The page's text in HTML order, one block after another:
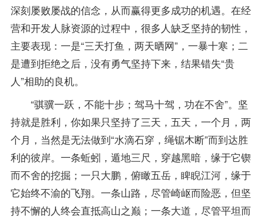
深刻屡败屡战的信念，从而赢得更多成功的机遇。在经
营和开发人脉资源的过程中，很多人缺乏坚持的韧性，
主要表现：一是“三天打鱼，两天晒网”，一暴十寒；二
是遭到拒绝之后，没有勇气坚持下来，结果错失“贵
人”相助的良机。
“骐骥一跃，不能十步；驾马十驾，功在不舍”。坚
持就是胜利，你如果只坚持了三天，五天，一个月，两
个月，当然是无法做到“水滴石穿，绳锯木断”而到达胜
利的彼岸。一条蚯蚓，遁地三尺，穿越黑暗，缘于它锲
而不舍的挖掘；一只大鹏，俯瞰五岳，睥睨江河，缘于
它始终不渝的飞翔。一条山路，尽管崎岖而险恶，但坚
持不懈的人终会直抵高山之巅；一条大道，尽管平坦而